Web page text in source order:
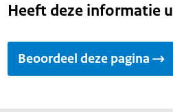
Heeft deze informatie
Beoordeel deze pagina